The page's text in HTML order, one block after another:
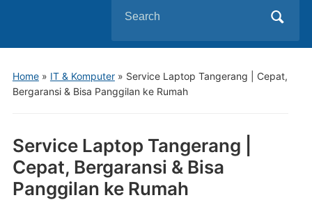
for:
Home» IT & Komputer» Service Laptop Tangerang | Cepat,
Bergaransi & Bisa Panggilan ke Rumah
Service Laptop Tangerang |
Cepat, Bergaransi & Bisa
Panggilan ke Rumah